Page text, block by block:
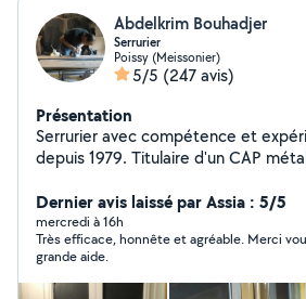
Abdelkrim Bouhadjer
Serrurier
Poissy (Meissonier)
5/5 (247 avis)
Présentation
Serrurier avec compétence et
depuis 1979. Titulaire d'un CAP métallier Dépanne sur
où verrouillée. Intervient également :
fenêtres en aluminium , PVC, bois et
N'hésitez pas à me contacter si
Dernier avis laissé par Assia : 5/5
mercredi à 16h
Très efficace, honnête et agréable. Merci
grande aide.